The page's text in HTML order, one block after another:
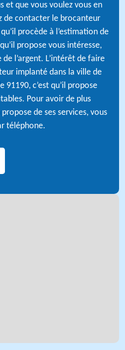
et que vous voulez vous en
de contacter le brocanteur
procède à l’estimation de
propose vous intéresse,
l’argent. L’intérêt de faire
implanté dans la ville de
91190, c’est qu’il propose
Pour avoir de plus
de ses services, vous
téléphone.